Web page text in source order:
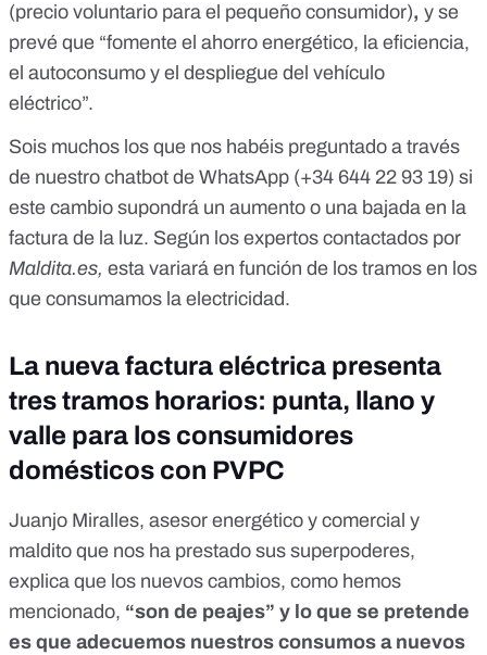
(precio voluntario para el pequeño consumidor), y se
prevé que “fomente el ahorro energético, la eficiencia,
el autoconsumo y el despliegue del vehículo
eléctrico”.
Sois muchos los que nos habéis preguntado a través
de nuestro chatbot de WhatsApp (+34 644 22 93 19) si
este cambio supondrá un aumento o una bajada en la
factura de la luz. Según los expertos contactados por
Maldita.es, esta variará en función de los tramos en los
que consumamos la electricidad.
La nueva factura eléctrica presenta
tres tramos horarios: punta, llano y
valle para los consumidores
domésticos con PVPC
Juanjo Miralles, asesor energético y comercial y
maldito que nos ha prestado sus superpoderes,
explica que los nuevos cambios, como hemos
mencionado, “son de peajes” y lo que se pretende
es que adecuemos nuestros consumos a nuevos